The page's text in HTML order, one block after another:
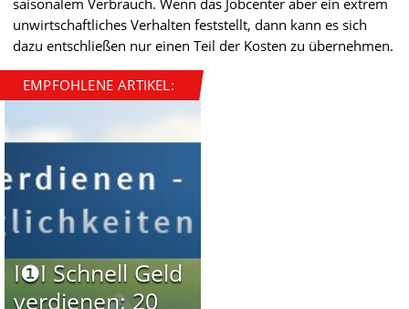
unwirtschaftliches Verhalten feststellt, dann kann es sich
dazu entschließen nur einen Teil der Kosten zu übernehmen.
EMPFOHLENE ARTIKEL:
I❶I Schnell Geld
verdienen: 20